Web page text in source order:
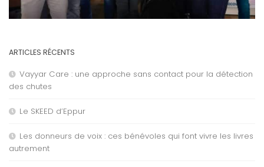
ARTICLES RÉCENTS
Vayyar Care : une approche sans contact pour la détection
des chutes
Le SKEED d’Eppur
Les donneurs de voix : ces bénévoles qui font vivre les livres
autrement